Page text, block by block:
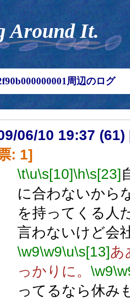
Around It.
周辺のログ
06/10 19:37 (61)
: 1]
\t\u\s[10]\h\s[23]
に合わないから
を持ってくる人
言わないけど会
\w9\w9\u\s[13]あ
っかりに。 \w9
ってるなら休み